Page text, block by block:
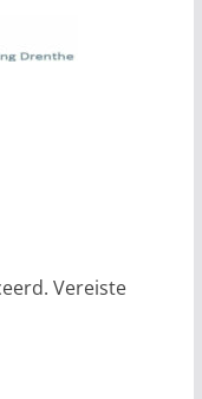
Vereiste